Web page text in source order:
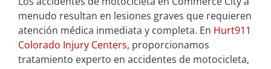
menudo resultan en lesiones graves que requieren
atención médica inmediata y completa. En Hurt911
Colorado Injury Centers, proporcionamos
tratamiento experto en accidentes de motocicleta,